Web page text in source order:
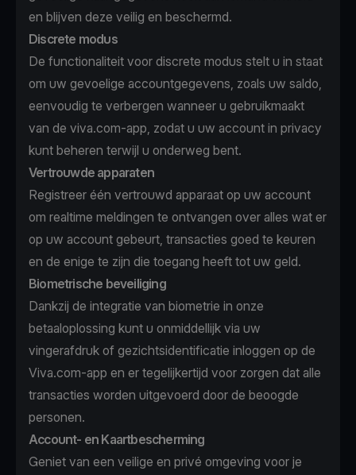
en blijven deze veilig en beschermd.
Discrete modus
De functionaliteit voor discrete modus stelt u in staat
om uw gevoelige accountgegevens, zoals uw saldo,
eenvoudig te verbergen wanneer u gebruikmaakt
van de viva.com-app, zodat u uw account in privacy
kunt beheren terwijl u onderweg bent.
Vertrouwde apparaten
Registreer één vertrouwd apparaat op uw account
om realtime meldingen te ontvangen over alles wat er
op uw account gebeurt, transacties goed te keuren
en de enige te zijn die toegang heeft tot uw geld.
Biometrische beveiliging
Dankzij de integratie van biometrie in onze
betaaloplossing kunt u onmiddellijk via uw
vingerafdruk of gezichtsidentificatie inloggen op de
Viva.com-app en er tegelijkertijd voor zorgen dat alle
transacties worden uitgevoerd door de beoogde
personen.
Account- en Kaartbescherming
Geniet van een veilige en privé omgeving voor je